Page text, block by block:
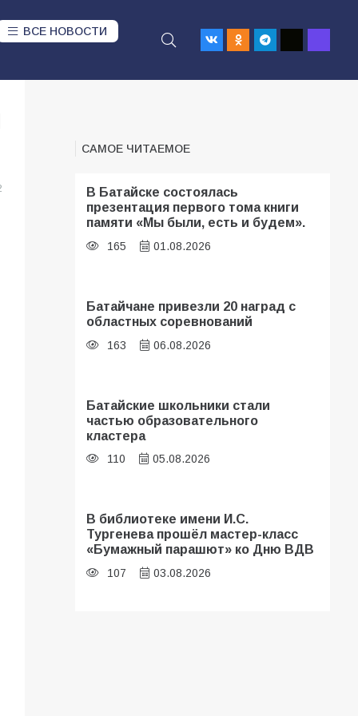
ВСЕ НОВОСТИ
САМОЕ ЧИТАЕМОЕ
В Батайске состоялась
презентация первого тома книги
памяти «Мы были, есть и будем».
165 01.08.2026
Батайчане привезли 20 наград с
областных соревнований
163 06.08.2026
Батайские школьники стали
частью образовательного
кластера
110 05.08.2026
В библиотеке имени И.С.
Тургенева прошёл мастер-класс
«Бумажный парашют» ко Дню ВДВ
107 03.08.2026